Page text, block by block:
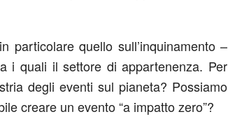
quello sull’inquinamento –
i quali il settore di appartenenza. Per
degli eventi sul pianeta? Possiamo
creare un evento “a impatto zero”?